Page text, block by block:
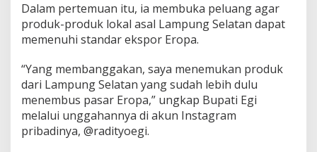
G
l
o
l
Dalam pertemuan itu, ia membuka peluang agar
produk-produk lokal asal Lampung Selatan dapat
memenuhi standar ekspor Eropa.
“Yang membanggakan, saya menemukan produk
dari Lampung Selatan yang sudah lebih dulu
menembus pasar Eropa,” ungkap Bupati Egi
melalui unggahannya di akun Instagram
pribadinya, @radityoegi.